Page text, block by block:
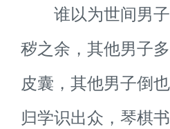
谁以为世间男子
秽之余，其他男子
皮囊，其他男子倒
归学识出众，琴棋